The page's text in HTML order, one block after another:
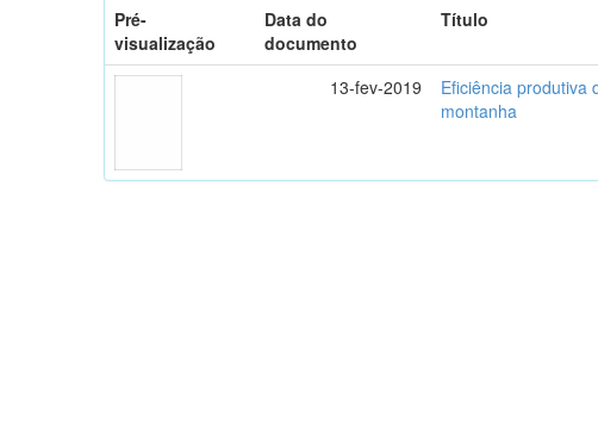
Pré-
visualização
Data do
documento
Título
13-fev-2019
Eficiência produtiva
montanha